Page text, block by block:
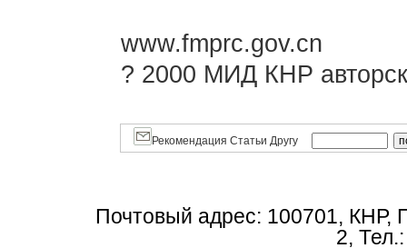
www.fmprc.gov.cn
? 2000 МИД КНР
Рекомендация Статьи Другу
Почтовый адрес: 100701, КНР,
2,